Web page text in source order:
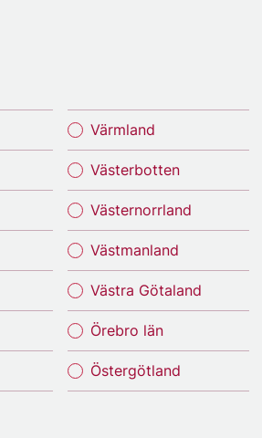
Värmland
Västerbotten
Västernorrland
Västmanland
Västra Götaland
Örebro län
Östergötland